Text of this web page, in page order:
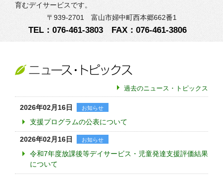
育むデイサービスです。
〒939-2701 富山市婦中町西本郷662番1
TEL：076-461-3803 FAX：076-461-3806
過去のニュース・トピックス
2026年02月16日 お知らせ
支援プログラムの公表について
2026年02月16日 お知らせ
令和7年度放課後等デイサービス・児童発達支援評価結果
について